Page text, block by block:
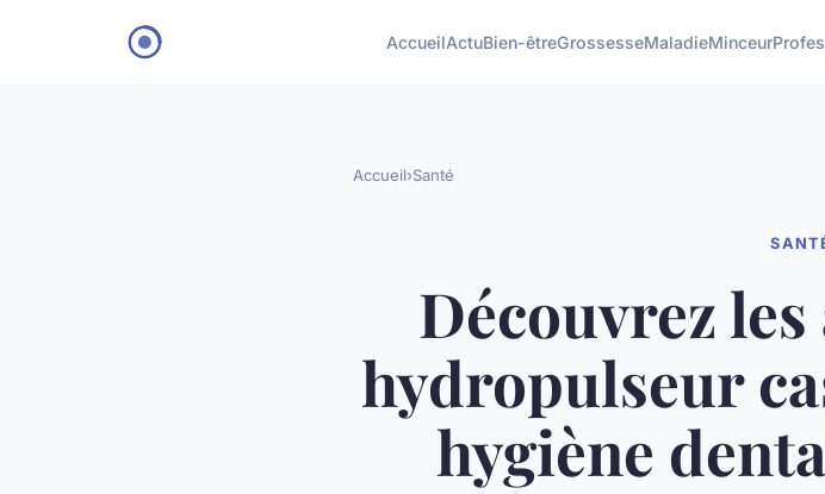
AccueilActuBien-êtreGrossesseMaladieMinceur
Accueil›Santé
Découvrez
hydropulseur
hygiène